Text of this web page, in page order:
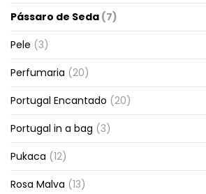
Pássaro de Seda (7)
Pele (3)
Perfumaria (20)
Portugal Encantado (20)
Portugal in a bag (3)
Pukaca (12)
Rosa Malva (13)